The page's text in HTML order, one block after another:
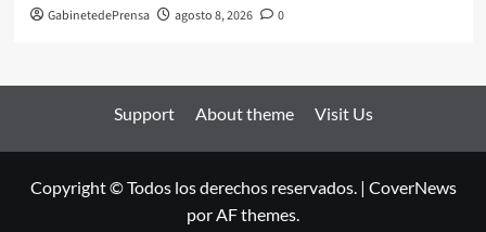
GabinetedePrensa agosto 8, 2026 0
Support About theme Visit Us
Copyright © Todos los derechos reservados. | CoverNews
por AF themes.